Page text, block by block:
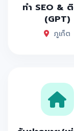
ทำ SEO &
(GPT)
ภูเก็ต